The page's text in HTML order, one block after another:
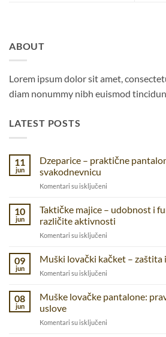
ABOUT
Lorem ipsum dolor sit amet,
diam nonummy nibh euismod
LATEST POSTS
11
jun
Dzeparice – praktične
svakodnevnicu
Komentari su isključeni
praktične
pantalone
posao
10
jun
Taktičke majice – udobnost i
različite aktivnosti
Komentari su isključeni
majice
–
funkcionalnostza
09
jun
Muški lovački kačket –
Komentari su isključeni
lovački
kačket
08
jun
Muške lovačke pantalone:
uslove
Komentari su isključeni